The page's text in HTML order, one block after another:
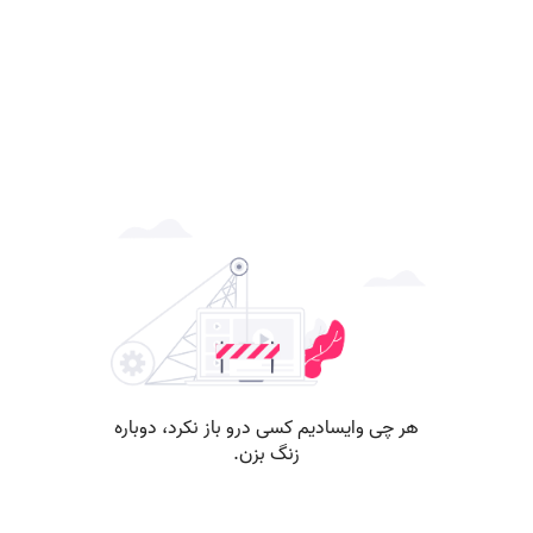
هر چی وایسادیم کسی درو باز نکرد، دوباره
زنگ بزن.